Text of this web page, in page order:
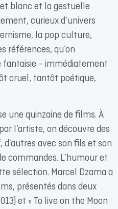
blanc et la gestuelle
curieux d’univers
la pop culture,
références, qu’on
fantaisie – immédiatement
cruel, tantôt poétique,
une quinzaine de films. À
l’artiste, on découvre des
avec son fils et son
commandes. L’humour et
sélection. Marcel Dzama a
présentés dans deux
et « To live on the Moon